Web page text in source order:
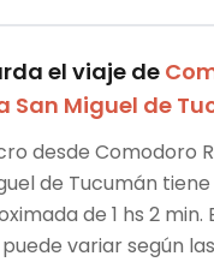
el viaje de
San Miguel de
desde Comodoro
de Tucumán tiene
de 1 hs 2 min.
variar según las